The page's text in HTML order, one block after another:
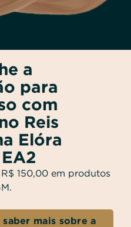
a
para
com
Reis
Elóra
150,00 em produtos
saber mais sobre a